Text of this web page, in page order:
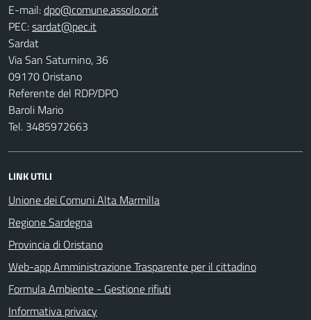
E-mail:
PEC:
Sardat
Via San Saturnino, 36
09170 Oristano
Referente del RDP/DPO
Baroli Mario
Tel. 3485972663
LINK UTILI
Unione dei Comuni Alta Marmilla
Regione Sardegna
Provincia di Oristano
Web-app Amministrazione Trasparente per il cittadino
Formula Ambiente - Gestione rifiuti
Informativa privacy